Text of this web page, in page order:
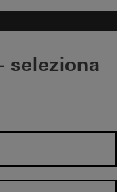
seleziona